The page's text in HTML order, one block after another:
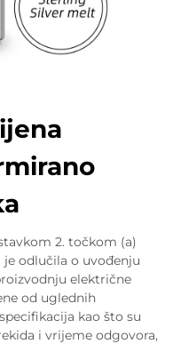
2. točkom (a)
je odlučila o uvođenju
električne
od uglednih
kao što su
i vrijeme odgovora,